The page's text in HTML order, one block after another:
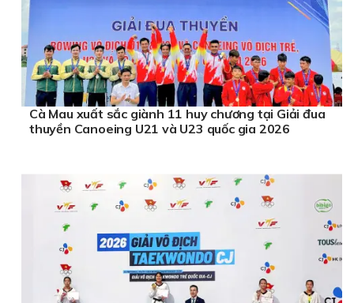
Cà Mau xuất sắc giành 11 huy chương tại Giải đua
thuyền Canoeing U21 và U23 quốc gia 2026